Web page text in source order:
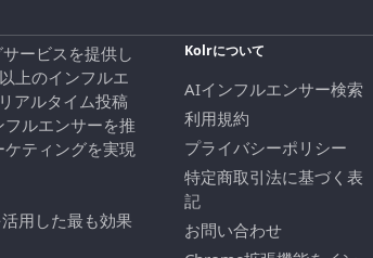
ービスを提供し
上のインフルエ
アルタイム投稿
ルエンサーを推
ティングを実現
用した最も効果
Kolrについて
AIインフルエンサー検索
利用規約
プライバシーポリシー
特定商取引法に基づく表
記
お問い合わせ